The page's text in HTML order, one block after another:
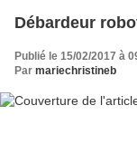
Débardeur
Publié le 15/02/2017 à
Par mariechristineb